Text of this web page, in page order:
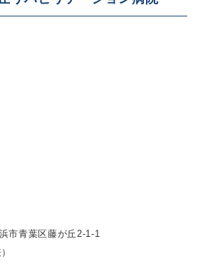
市青葉区藤が丘2-1-1